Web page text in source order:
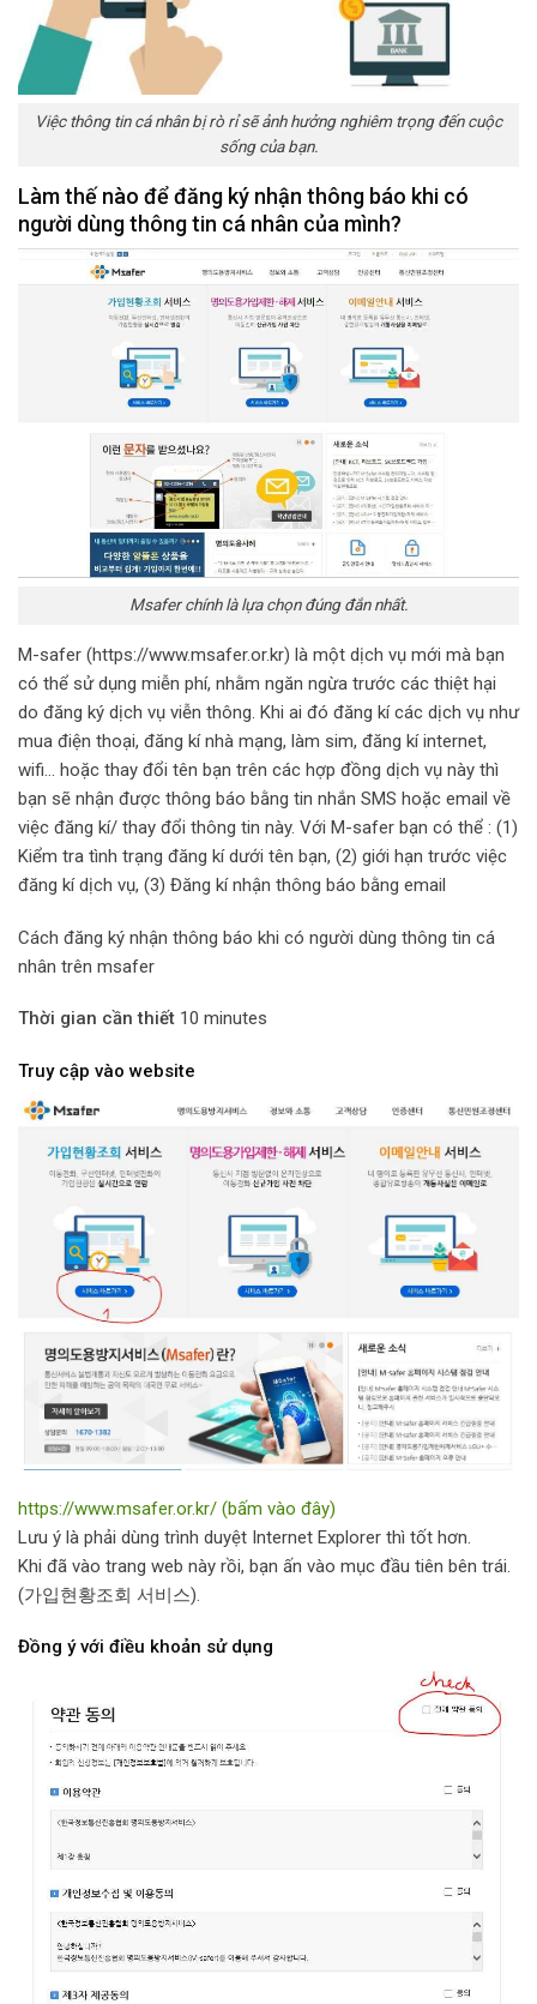
Việc thông tin cá nhân bị rò rỉ sẽ ảnh hưởng nghiêm trọng đến cuộc
sống của bạn.
Làm thế nào để đăng ký nhận thông báo khi có
người dùng thông tin cá nhân của mình?
Msafer chính là lựa chọn đúng đắn nhất.
M-safer (https://www.msafer.or.kr) là một dịch vụ mới mà bạn
có thể sử dụng miễn phí, nhằm ngăn ngừa trước các thiệt hại
do đăng ký dịch vụ viễn thông. Khi ai đó đăng kí các dịch vụ như
mua điện thoại, đăng kí nhà mạng, làm sim, đăng kí internet,
wifi… hoặc thay đổi tên bạn trên các hợp đồng dịch vụ này thì
bạn sẽ nhận được thông báo bằng tin nhắn SMS hoặc email về
việc đăng kí/ thay đổi thông tin này. Với M-safer bạn có thể : (1)
Kiểm tra tình trạng đăng kí dưới tên bạn, (2) giới hạn trước việc
đăng kí dịch vụ, (3) Đăng kí nhận thông báo bằng email
Cách đăng ký nhận thông báo khi có người dùng thông tin cá
nhân trên msafer
Thời gian cần thiết 10 minutes
Truy cập vào website
https://www.msafer.or.kr/ (bấm vào đây)
Lưu ý là phải dùng trình duyệt Internet Explorer thì tốt hơn.
Khi đã vào trang web này rồi, bạn ấn vào mục đầu tiên bên trái.
(가입현황조회 서비스).
Đồng ý với điều khoản sử dụng